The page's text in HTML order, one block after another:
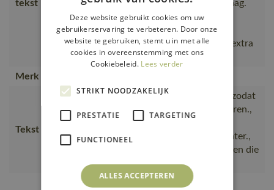
tekst
Afneembare capuchon. Hoge kraag.
Voorzakken. Binnenzak met
klittenbandsluiting. Ergonomisch
gevormde mouwen zorgen voor extra
bewegi
Merk
Tekst usp
Ademend, wind- en waterdicht, zodat
u ongeacht het weer kunt presteren.,
Met CLIMASCOT® Lightweight
Insulation blijft u warm in de winter.,
Functionele winterjas voor mensen die
niet veel zakken nodig hebben.
Van productie naar magazijnen
Deze website gebruikt cookies om uw
gebruikerservaring te verbeteren. Door onze
website te gebruiken, stemt u in met alle
cookies in overeenstemming met ons
Cookiebeleid. Lees verder
STRIKT NOODZAKELIJK
PRESTATIE TARGETING
FUNCTIONEEL
ALLES ACCEPTEREN